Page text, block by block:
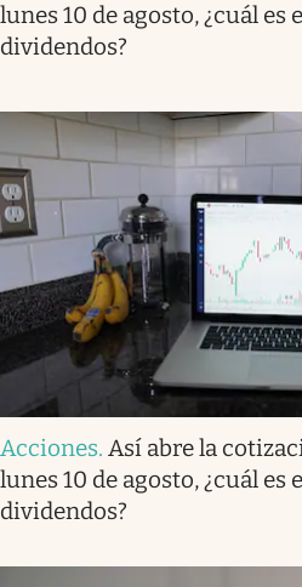
lunes 10 de agosto, ¿cuál
dividendos?
Acciones. Así abre la
lunes 10 de agosto, ¿cuál
dividendos?